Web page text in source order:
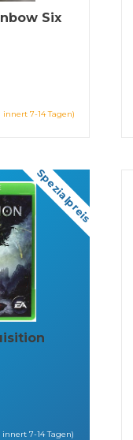
Six
7-14 Tagen)
Spezialpreis
7-14 Tagen)